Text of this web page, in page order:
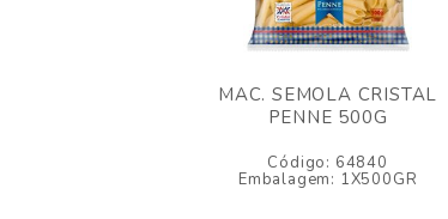
MAC. SEMOLA CRISTAL
PENNE 500G
Código: 64840
Embalagem: 1X500GR